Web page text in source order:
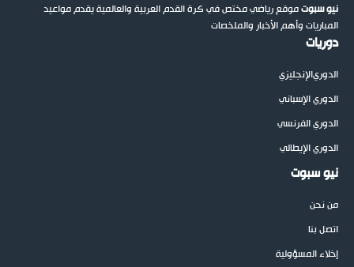
نيو سبوتموقع رياضي مختص في كرة القدم العربية والعالمية يقدم مواعيد
المباريات وأهم الأخبار والملخصات
دوريات
الدوريالإنجليزي
الدوري الإسباني
الدوري الفرنسي
الدوري الإيطالي
نيو سبوت
من نحن
اتصل بنا
إخلاء المسؤولية